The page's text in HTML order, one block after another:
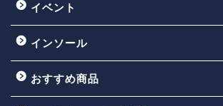
イベント
インソール
おすすめ商品